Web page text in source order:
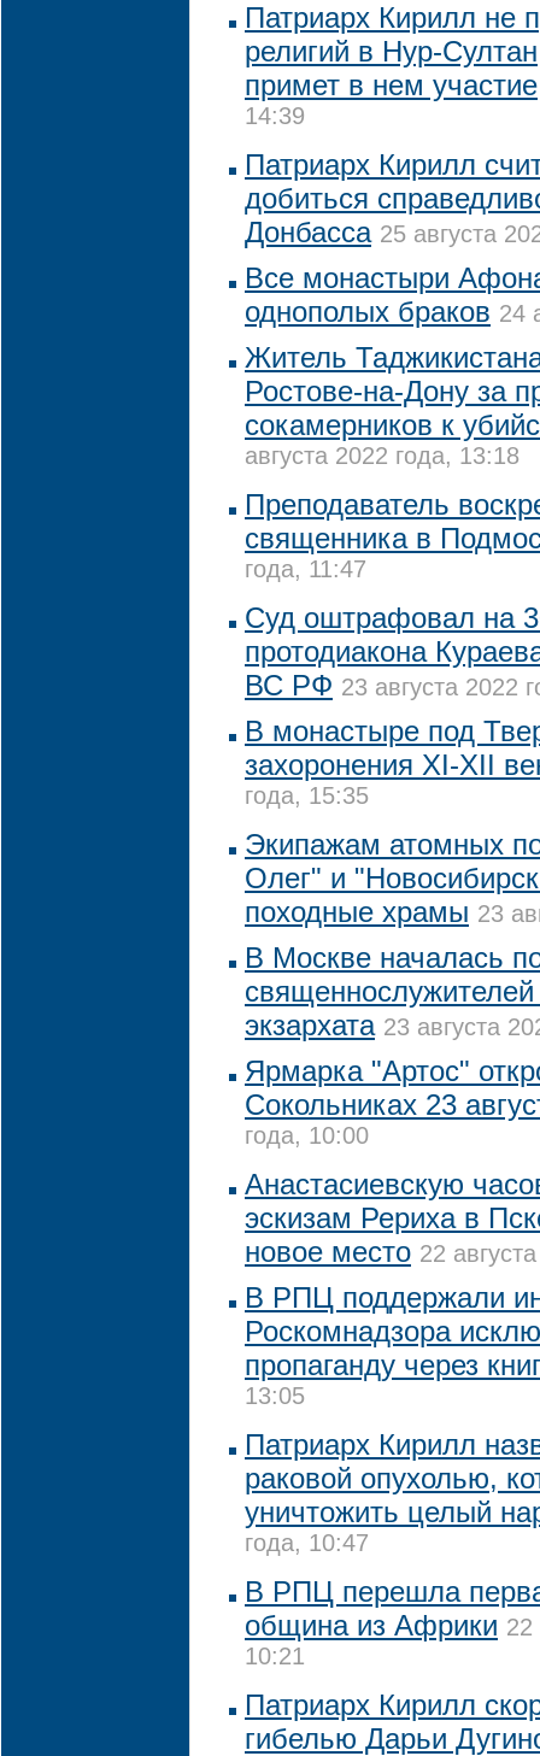
Патриарх Кирилл не
религий в Нур-
примет в нем участие
14:39
Патриарх Кирилл
добиться
Донбасса 25 августа
Все монастыри
однополых браков 24
Житель
Ростове-на-Дону за
сокамерников к
августа 2022 года, 13:18
Преподаватель
священника в
года, 11:47
Суд оштрафовал на
протодиакона
ВС РФ 23 августа 2022
В монастыре под
захоронения XI-XII
года, 15:35
Экипажам атомных
Олег" и
походные храмы 23
В Москве началась
экзархата 23 августа
Ярмарка "Артос"
Сокольниках 23
года, 10:00
Анастасиевскую
эскизам Рериха в
новое место 22
В РПЦ поддержали
Роскомнадзора
пропаганду через
13:05
Патриарх Кирилл
раковой опухолью,
уничтожить целый
года, 10:47
В РПЦ перешла
община из Африки 22
10:21
Патриарх Кирилл
гибелью Дарьи